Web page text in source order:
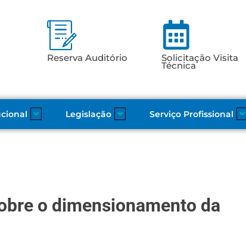
Reserva Auditório Solicitação Visita
Técnica
Legislação Serviço Profissional
o dimensionamento da